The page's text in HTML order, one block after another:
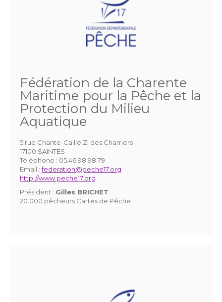
Fédération de la Charente
Maritime pour la Pêche et la
Protection du Milieu
Aquatique
5 rue Chante-Caille ZI des Charriers
17100 SAINTES
Téléphone : 05.46.98.98.79
Email :federation@peche17.org
http://www.peche17.org
Président : Gilles BRICHET
20.000 pêcheurs Cartes de Pêche